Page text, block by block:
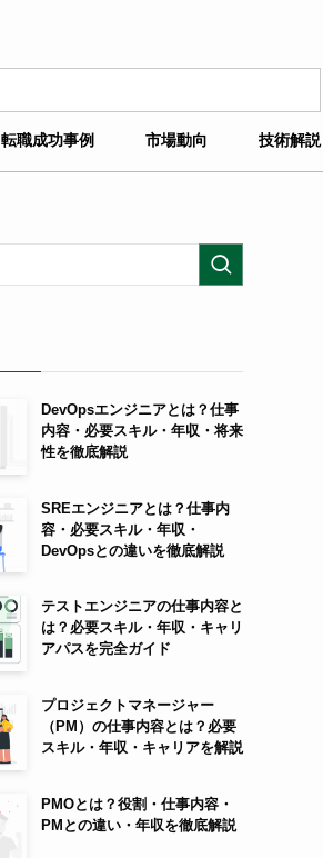
転職成功事例 市場動向 技術解説
DevOpsエンジニアとは？仕事
内容・必要スキル・年収・将来
性を徹底解説
SREエンジニアとは？仕事内
容・必要スキル・年収・
DevOpsとの違いを徹底解説
テストエンジニアの仕事内容と
は？必要スキル・年収・キャリ
アパスを完全ガイド
プロジェクトマネージャー
（PM）の仕事内容とは？必要
スキル・年収・キャリアを解説
PMOとは？役割・仕事内容・
PMとの違い・年収を徹底解説